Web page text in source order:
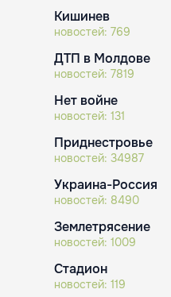
Кишинев
новостей: 769
ДТП в Молдове
новостей: 7819
Нет войне
новостей: 131
Приднестровье
новостей: 34987
Украина-Россия
новостей: 8490
Землетрясение
новостей: 1009
Стадион
новостей: 119